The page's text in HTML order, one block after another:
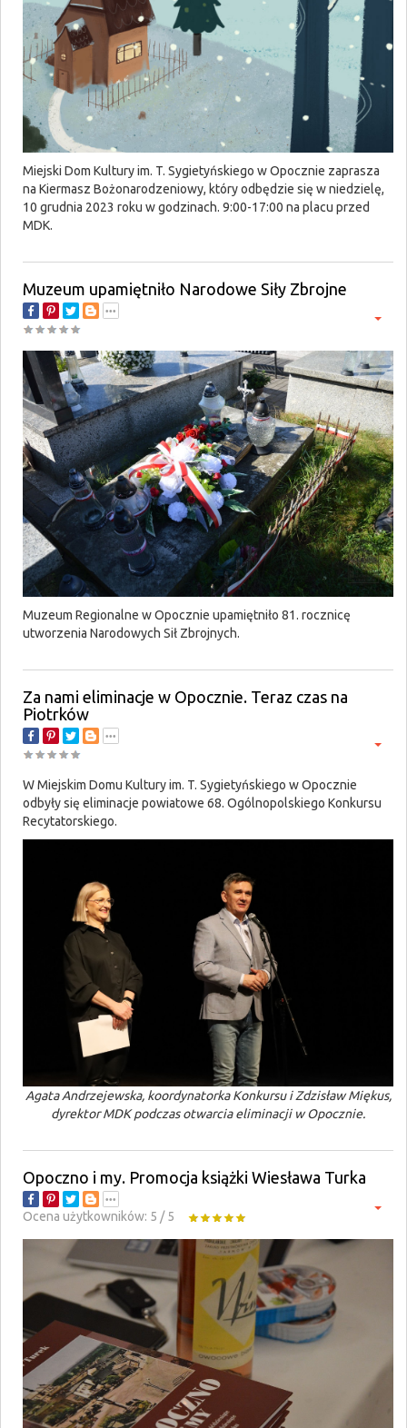
Miejski Dom Kultury im. T. Sygietyńskiego w Opocznie zaprasza
na Kiermasz Bożonarodzeniowy, który odbędzie się w niedzielę,
10 grudnia 2023 roku w godzinach. 9:00-17:00 na placu przed
MDK.
Muzeum upamiętniło Narodowe Siły Zbrojne
Muzeum Regionalne w Opocznie upamiętniło 81. rocznicę
utworzenia Narodowych Sił Zbrojnych.
Za nami eliminacje w Opocznie. Teraz czas na
Piotrków
W Miejskim Domu Kultury im. T. Sygietyńskiego w Opocznie
odbyły się eliminacje powiatowe 68. Ogólnopolskiego Konkursu
Recytatorskiego.
Agata Andrzejewska, koordynatorka Konkursu i Zdzisław Miękus,
dyrektor MDK podczas otwarcia eliminacji w Opocznie.
Opoczno i my. Promocja książki Wiesława Turka
Ocena użytkowników: 5 /5